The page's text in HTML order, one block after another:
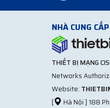
NHÀ CUNG
THIẾT BỊ MẠNG
Networks
Website:
[
Hà Nội ] 188